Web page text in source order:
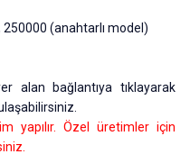
250000 (anahtarlı model)
alan bağlantıya tıklayarak
yapılır. Özel üretimler için